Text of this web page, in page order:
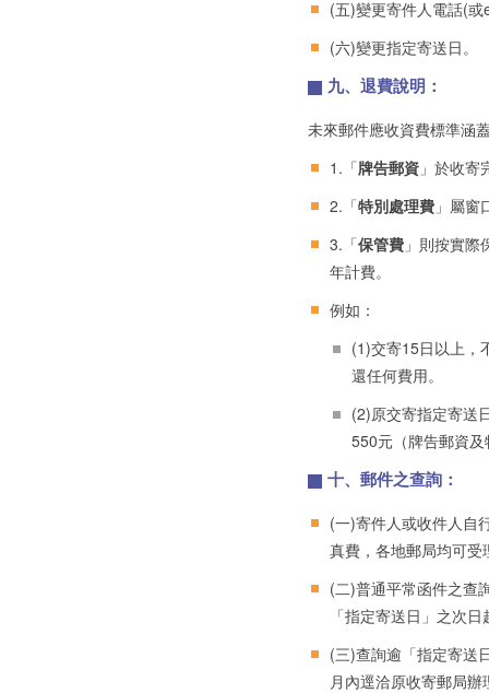
(五)變更寄件人電話(
(六)變更指定寄送日。
九、退費說明：
未來郵件應收資費標準涵
1.「牌告郵資 」於收寄
2.「特別處理費 」屬
3.「保管費 」則按實
年計費。
例如：
(1)交寄15日以上，
還任何費用。
(2)原交寄指定寄送
550元（牌告郵資
十、郵件之查詢：
(一)寄件人或收件人自
真費，各地郵局均可受
(二)普通平常函件之查
「指定寄送日」之次
(三)查詢逾「指定寄送
月內逕洽原收寄郵局辦